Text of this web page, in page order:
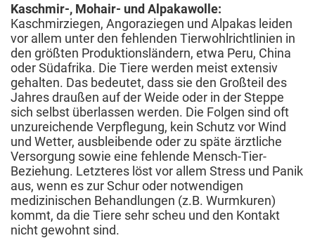
Kaschmir-, Mohair- und Alpakawolle:
Kaschmirziegen, Angoraziegen und Alpakas leiden
vor allem unter den fehlenden Tierwohlrichtlinien in
den größten Produktionsländern, etwa Peru, China
oder Südafrika. Die Tiere werden meist extensiv
gehalten. Das bedeutet, dass sie den Großteil des
Jahres draußen auf der Weide oder in der Steppe
sich selbst überlassen werden. Die Folgen sind oft
unzureichende Verpflegung, kein Schutz vor Wind
und Wetter, ausbleibende oder zu späte ärztliche
Versorgung sowie eine fehlende Mensch-Tier-
Beziehung. Letzteres löst vor allem Stress und Panik
aus, wenn es zur Schur oder notwendigen
medizinischen Behandlungen (z.B. Wurmkuren)
kommt, da die Tiere sehr scheu und den Kontakt
nicht gewohnt sind.